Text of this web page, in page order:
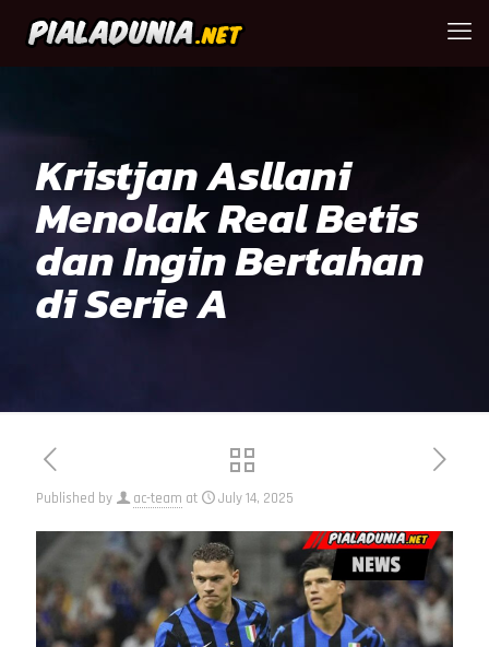
Kristjan Asllani
Menolak Real Betis
dan Ingin Bertahan
di Serie A
Published by ac-team at July 14, 2025